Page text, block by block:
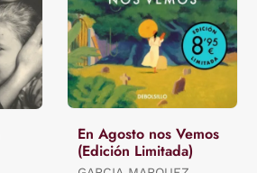
En Agosto nos Vemos
(Edición Limitada)